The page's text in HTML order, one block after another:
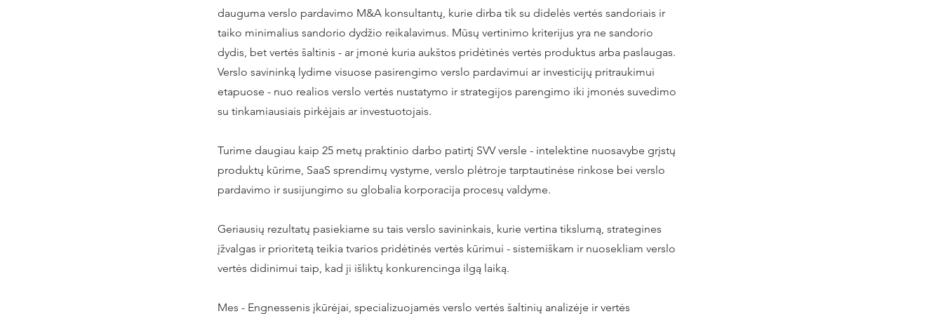
dauguma verslo pardavimo M&A konsultantų, kurie dirba tik su didelės vertės sandoriais ir
taiko minimalius sandorio dydžio reikalavimus. Mūsų vertinimo kriterijus yra ne sandorio
dydis, bet vertės šaltinis - ar įmonė kuria aukštos pridėtinės vertės produktus arba paslaugas. ​​
​Verslo savininką lydime visuose pasirengimo verslo pardavimui ar investicijų pritraukimui
etapuose - nuo realios verslo vertės nustatymo ir strategijos parengimo iki įmonės suvedimo
su tinkamiausiais pirkėjais ar investuotojais.
Turime daugiau kaip 25 metų praktinio darbo patirtį SVV versle - intelektine nuosavybe grįstų
produktų kūrime, SaaS sprendimų vystyme, verslo plėtroje tarptautinėse rinkose bei verslo
pardavimo ir susijungimo su globalia korporacija procesų valdyme.
Geriausių rezultatų pasiekiame su tais verslo savininkais, kurie vertina tikslumą, strategines
įžvalgas ir prioritetą teikia tvarios pridėtinės vertės kūrimui - sistemiškam ir nuosekliam verslo
vertės didinimui taip, kad ji išliktų konkurencinga ilgą laiką.
Mes - Engnessenis įkūrėjai, specializuojamės verslo vertės šaltinių analizėje ir vertės